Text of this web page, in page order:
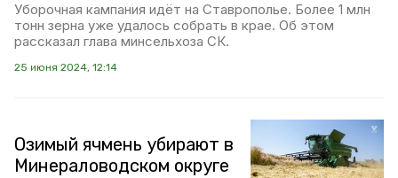
Уборочная кампания идёт на Ставрополье. Более 1 млн
тонн зерна уже удалось собрать в крае. Об этом
рассказал глава минсельхоза СК.
25 июня 2024, 12:14
Озимый ячмень убирают в
Минераловодском округе